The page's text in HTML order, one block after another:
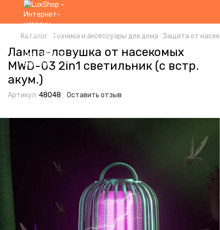
Каталог Техника и аксессуары для дома Защита от
Лампа-ловушка от насекомых
MWD-03 2in1 светильник (с встр.
акум.)
Артикул: 48048 Оставить отзыв